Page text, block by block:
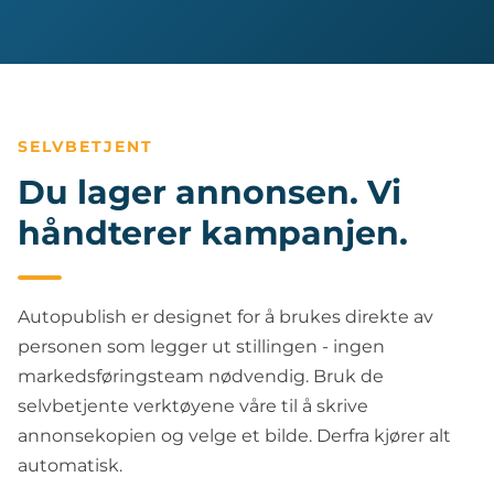
SELVBETJENT
Du lager annonsen. Vi
håndterer kampanjen.
Autopublish er designet for å brukes direkte av
personen som legger ut stillingen - ingen
markedsføringsteam nødvendig. Bruk de
selvbetjente verktøyene våre til å skrive
annonsekopien og velge et bilde. Derfra kjører alt
automatisk.